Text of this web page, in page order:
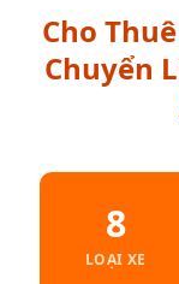
Cho
Chuyển
8
LOẠI XE